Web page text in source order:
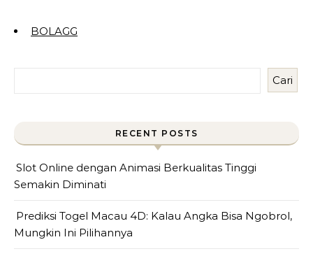
BOLAGG
Cari
RECENT POSTS
Slot Online dengan Animasi Berkualitas Tinggi
Semakin Diminati
Prediksi Togel Macau 4D: Kalau Angka Bisa Ngobrol,
Mungkin Ini Pilihannya